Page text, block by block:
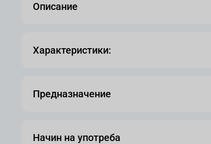
Описание
Характеристики:
Предназначение
Начин на употреба